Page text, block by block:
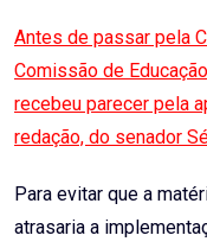
Antes de passar pela
Comissão de
recebeu parecer pela
redação, do senador
Para evitar que a
atrasaria a